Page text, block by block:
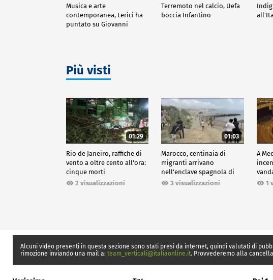
Musica e arte
contemporanea, Lerici ha
puntato su Giovanni
Terremoto nel calcio, Uefa
boccia Infantino
Più visti
01:29
Rio de Janeiro, raffiche di
vento a oltre cento all'ora:
cinque morti
2 visualizzazioni
01:03
Marocco, centinaia di
migranti arrivano
nell'enclave spagnola di
Ceuta3 visualizzazioni
A
1
Alcuni video presenti in questa sezione sono stati presi da internet, quindi valutati di
rimozione inviando una mail a: team_verticali@italiaonline.it. Provvederemo alla